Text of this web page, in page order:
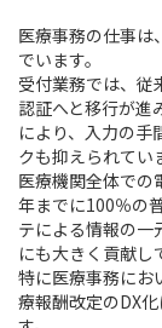
医療事務の仕事は
でいます。
受付業務では、従
認証へと移行が進
により、入力の手
クも抑えられてい
医療機関全体での
年までに100％の
テによる情報の一
にも大きく貢献し
特に医療事務にお
療報酬改定のDX